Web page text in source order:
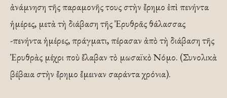
ἀνάμνηση τῆς παραμονῆς τους στὴν ἔρημο ἐπὶ πενήντα
ἡμέρες, μετὰ τὴ διάβαση τῆς Ἐρυθρᾶς θάλασσας
-πενήντα ἡμέρες, πράγματι, πέρασαν ἀπὸ τὴ διάβαση τῆς
Ἐρυθρὰς μέχρι ποὺ ἔλαβαν τὸ μωσαϊκὸ Νόμο. (Συνολικὰ
βέβαια στὴν ἔρημο ἔμειναν σαράντα χρόνια).